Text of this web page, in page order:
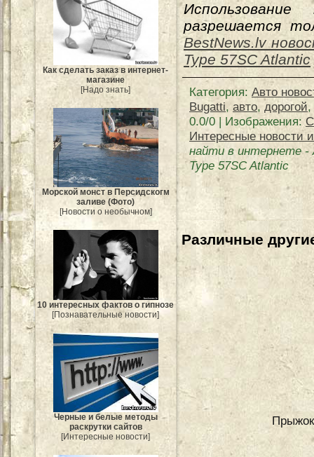
Как сделать заказ в интернет-
магазине
[Надо знать]
Морской монст в Персидскогм
заливе (Фото)
[Новости о необычном]
10 интересных фактов о гипнозе
[Познавательные новости]
Черные и белые методы
раскрутки сайтов
[Интересные новости]
разрешается
BestNews.lv
Type 57SC Atlantic
Категория: Авто
Bugatti, авто, дорогой,
0.0/0 | Изображения:
Интересные новости
найти в интернете-
Type 57SC Atlantic
Различные